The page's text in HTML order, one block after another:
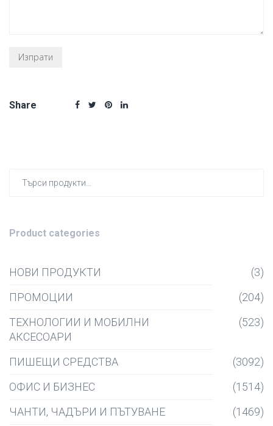
Share
Product categories
НОВИ ПРОДУКТИ
(3)
ПРОМОЦИИ
(204)
ТЕХНОЛОГИИ И МОБИЛНИ
АКСЕСОАРИ
(523)
ПИШЕЩИ СРЕДСТВА
(3092)
ОФИС И БИЗНЕС
(1514)
ЧАНТИ, ЧАДЪРИ И ПЪТУВАНЕ
(1469)